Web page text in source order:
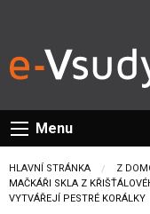
Menu
HLAVNÍ STRÁNKA
Z
CURRENT:
MAČKÁŘI SKLA Z
VYTVÁŘEJÍ PESTRÉ KORÁLKY